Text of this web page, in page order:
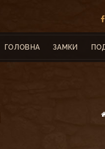
ГОЛОВНА ЗАМКИ